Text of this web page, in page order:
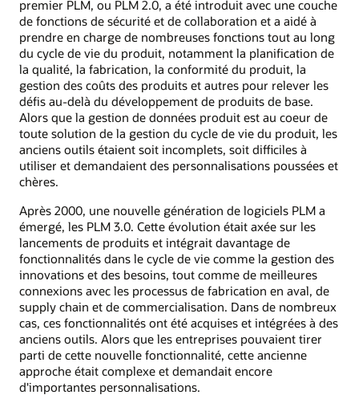
premier PLM, ou PLM 2.0, a été introduit avec une couche
de fonctions de sécurité et de collaboration et a aidé à
prendre en charge de nombreuses fonctions tout au long
du cycle de vie du produit, notamment la planification de
la qualité, la fabrication, la conformité du produit, la
gestion des coûts des produits et autres pour relever les
défis au-delà du développement de produits de base.
Alors que la gestion de données produit est au coeur de
toute solution de la gestion du cycle de vie du produit, les
anciens outils étaient soit incomplets, soit difficiles à
utiliser et demandaient des personnalisations poussées et
chères.
Après 2000, une nouvelle génération de logiciels PLM a
émergé, les PLM 3.0. Cette évolution était axée sur les
lancements de produits et intégrait davantage de
fonctionnalités dans le cycle de vie comme la gestion des
innovations et des besoins, tout comme de meilleures
connexions avec les processus de fabrication en aval, de
supply chain et de commercialisation. Dans de nombreux
cas, ces fonctionnalités ont été acquises et intégrées à des
anciens outils. Alors que les entreprises pouvaient tirer
parti de cette nouvelle fonctionnalité, cette ancienne
approche était complexe et demandait encore
d'importantes personnalisations.